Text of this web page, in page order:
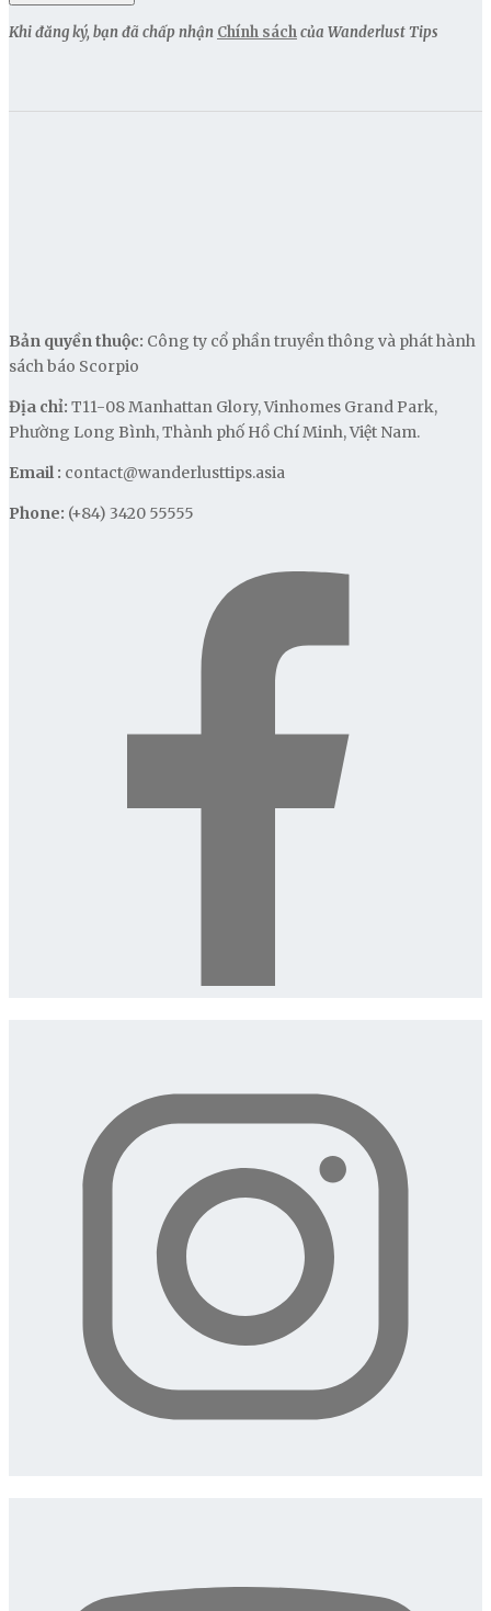
Khi đăng ký, bạn đã chấp nhận Chính sáchcủa Wanderlust Tips
Bản quyền thuộc: Công ty cổ phần truyền thông và phát hành
sách báo Scorpio
Địa chỉ: T11-08 Manhattan Glory, Vinhomes Grand Park,
Phường Long Bình, Thành phố Hồ Chí Minh, Việt Nam.
Email : contact@wanderlusttips.asia
Phone: (+84) 3420 55555